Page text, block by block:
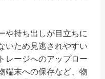
や持ち出しが目立ちに
いため見逃されやすい
レージへのアップロー
端末への保存など、物